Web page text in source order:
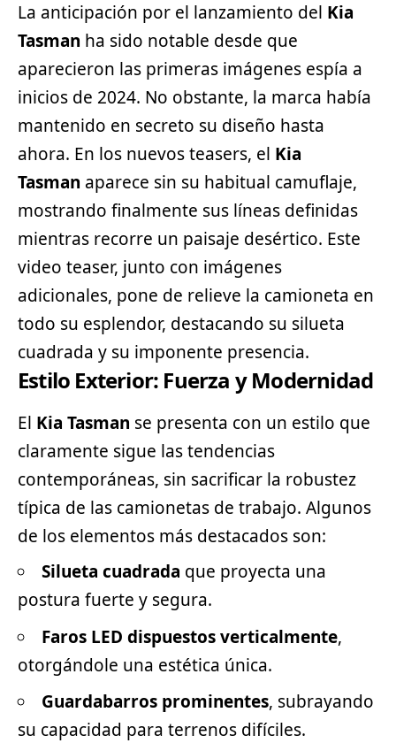
La anticipación por el lanzamiento del Kia
Tasman ha sido notable desde que
aparecieron las primeras imágenes espía a
inicios de 2024. No obstante, la marca había
mantenido en secreto su diseño hasta
ahora. En los nuevos teasers, el Kia
Tasman aparece sin su habitual camuflaje,
mostrando finalmente sus líneas definidas
mientras recorre un paisaje desértico. Este
video teaser, junto con imágenes
adicionales, pone de relieve la camioneta en
todo su esplendor, destacando su silueta
cuadrada y su imponente presencia.
Estilo Exterior: Fuerza y Modernidad
El Kia Tasman se presenta con un estilo que
claramente sigue las tendencias
contemporáneas, sin sacrificar la robustez
típica de las camionetas de trabajo. Algunos
de los elementos más destacados son:
Silueta cuadrada que proyecta una
postura fuerte y segura.
Faros LED dispuestos verticalmente,
otorgándole una estética única.
Guardabarros prominentes, subrayando
su capacidad para terrenos difíciles.